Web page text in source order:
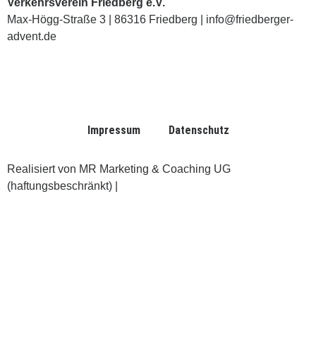
Max-Högg-Straße 3 | 86316 Friedberg | info@friedberger-
advent.de
Impressum Datenschutz
Realisiert von MR Marketing & Coaching UG
(haftungsbeschränkt) |